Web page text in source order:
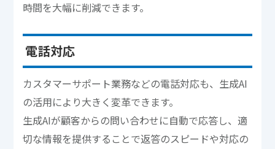
時間を大幅に削減できます。
電話対応
カスタマーサポート業務などの電話対応も、生成AI
の活用により大きく変革できます。
生成AIが顧客からの問い合わせに自動で応答し、適
切な情報を提供することで返答のスピードや対応の